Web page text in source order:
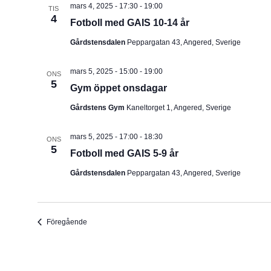
TIS
4 Fotboll med GAIS 10-14 år
mars 4, 2025 - 17:30- 19:00
Gårdstensdalen Peppargatan 43, Angered, Sverige
ONS
5 Gym öppet onsdagar
mars 5, 2025 - 15:00- 19:00
Gårdstens Gym Kaneltorget 1, Angered, Sverige
ONS
5 Fotboll med GAIS 5-9 år
mars 5, 2025 - 17:00- 18:30
Gårdstensdalen Peppargatan 43, Angered, Sverige
FöregåendeEvenemang